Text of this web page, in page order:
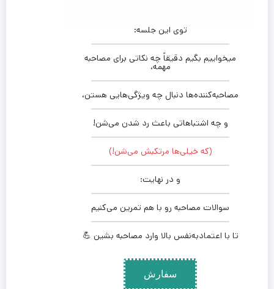
توی این جلسه:
میخواییم بگیم دقیقاً چه نکاتی برای مصاحبه
مهمه،
مصاحبه‌کننده‌ها دنبال چه ویژگی‌هایی هستن،
و چه اشتباهاتی باعث رد شدن می‌شن!
(که خیلی‌ها مرتکبش می‌شن!)
و در نهایت:
سوالات مصاحبه رو با هم تمرین می‌کنیم
تا با اعتماد‌به‌نفس بالا وارد مصاحبه بشین 💪
سفارش